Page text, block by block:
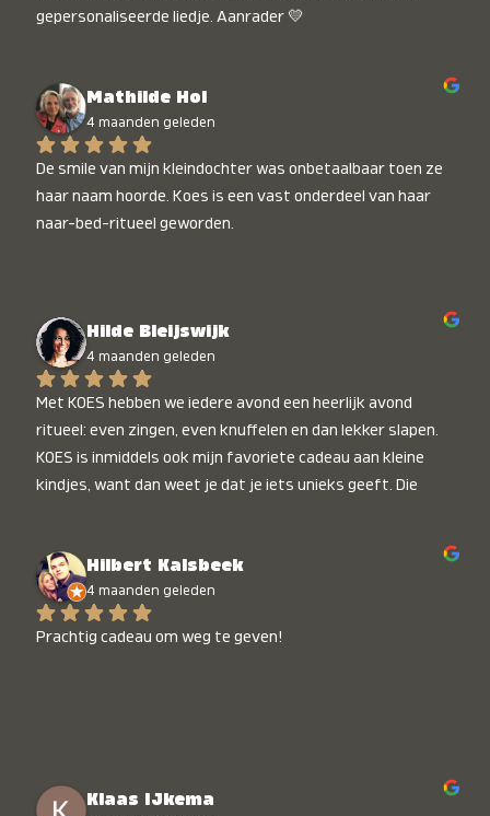
gepersonaliseerde liedje. Aanrader 💛
Mathilde Hol
4 maanden geleden
De smile van mijn kleindochter was onbetaalbaar toen ze
haar naam hoorde. Koes is een vast onderdeel van haar
naar-bed-ritueel geworden.
Hilde Bleijswijk
4 maanden geleden
Met KOES hebben we iedere avond een heerlijk avond
ritueel: even zingen, even knuffelen en dan lekker slapen.
KOES is inmiddels ook mijn favoriete cadeau aan kleine
kindjes, want dan weet je dat je iets unieks geeft. Die
Hilbert Kalsbeek
4 maanden geleden
Prachtig cadeau om weg te geven!
Klaas IJkema